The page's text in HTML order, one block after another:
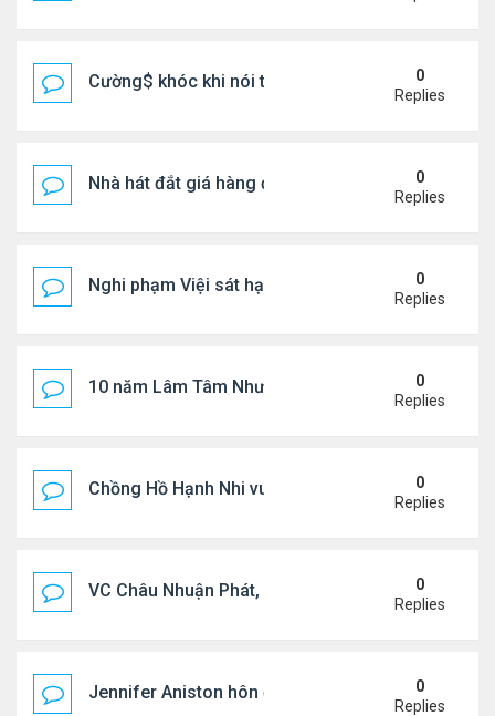
Cường$ khóc khi nói thật về hôn nhân
0
Replies
Nhà hát đắt giá hàng đầu tg ở VN
0
Replies
Nghi phạm Việi sát hại cụ bà 91 tuổi, phi tang xác
0
Replies
10 năm Lâm Tâm Như - Hoắc Kiến Hoa
0
Replies
Chồng Hồ Hạnh Nhi vui vẻ ôm người cũ của vợ
0
Replies
VC Châu Nhuận Phát, Lưu Gia Linh viếng vợ cũ ..
0
Replies
Jennifer Aniston hôn đắm đuối bạn trai trên du
0
Replies